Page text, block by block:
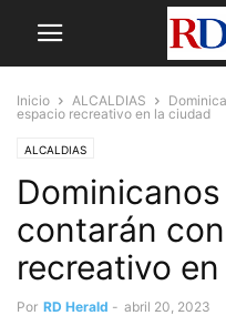
Inicio ALCALDIAS
espacio recreativo en la ciudad
ALCALDIAS
contarán
recreativo
Por RD Herald - abril 20, 2023